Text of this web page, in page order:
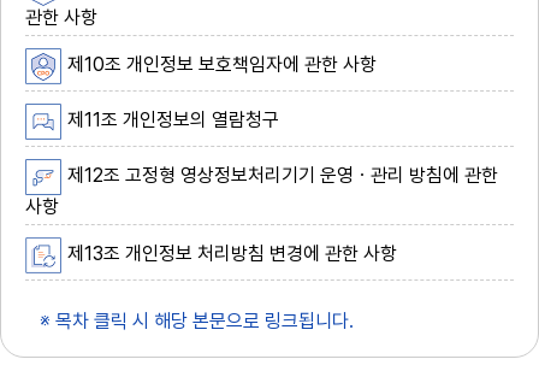
관한 사항
제10조 개인정보 보호책임자에 관한 사항
제11조 개인정보의 열람청구
제12조 고정형 영상정보처리기기 운영ㆍ관리 방침에 관한
사항
제13조 개인정보 처리방침 변경에 관한 사항
※ 목차 클릭 시 해당 본문으로 링크됩니다.